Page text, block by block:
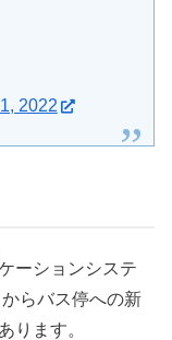
2022
ーションシステ
らバス停への新
ります。